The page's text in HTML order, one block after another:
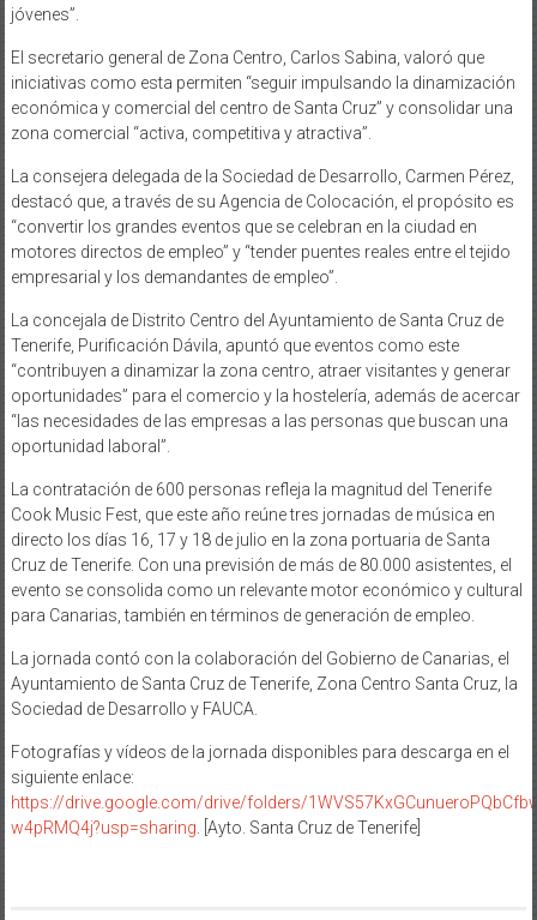
jóvenes”.
El secretario general de Zona Centro, Carlos Sabina, valoró que
iniciativas como esta permiten “seguir impulsando la dinamización
económica y comercial del centro de Santa Cruz” y consolidar una
zona comercial “activa, competitiva y atractiva”.
La consejera delegada de la Sociedad de Desarrollo, Carmen Pérez,
destacó que, a través de su Agencia de Colocación, el propósito es
“convertir los grandes eventos que se celebran en la ciudad en
motores directos de empleo” y “tender puentes reales entre el tejido
empresarial y los demandantes de empleo”.
La concejala de Distrito Centro del Ayuntamiento de Santa Cruz de
Tenerife, Purificación Dávila, apuntó que eventos como este
“contribuyen a dinamizar la zona centro, atraer visitantes y generar
oportunidades” para el comercio y la hostelería, además de acercar
“las necesidades de las empresas a las personas que buscan una
oportunidad laboral”.
La contratación de 600 personas refleja la magnitud del Tenerife
Cook Music Fest, que este año reúne tres jornadas de música en
directo los días 16, 17 y 18 de julio en la zona portuaria de Santa
Cruz de Tenerife. Con una previsión de más de 80.000 asistentes, el
evento se consolida como un relevante motor económico y cultural
para Canarias, también en términos de generación de empleo.
La jornada contó con la colaboración del Gobierno de Canarias, el
Ayuntamiento de Santa Cruz de Tenerife, Zona Centro Santa Cruz, la
Sociedad de Desarrollo y FAUCA.
Fotografías y vídeos de la jornada disponibles para descarga en el
siguiente enlace:
https://drive.google.com/drive/folders/
w4pRMQ4j?usp=sharing . [Ayto. Santa Cruz de Tenerife]